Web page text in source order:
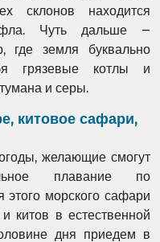
склонов находится
Чуть дальше –
где земля буквально
грязевые котлы и
и серы.
китовое сафари,
желающие смогут
плавание по
морского сафари
китов в естественной
дня приедем в